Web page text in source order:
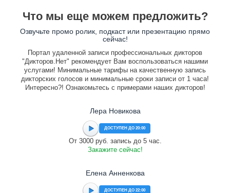
Что мы еще можем предложить?
Озвучьте промо ролик, подкаст или презентацию прямо
сейчас!
Портал удаленной записи профессиональных дикторов
"Дикторов.Нет" рекомендует Вам воспользоваться нашими
услугами! Минимальные тарифы на качественную запись
дикторских голосов и минимальные сроки записи от 1 часа!
Интересно?! Ознакомьтесь с примерами наших дикторов!
Лера Новикова
ДОСТУПЕН ДО 20:00
От 3000 руб. запись до 5 час.
Закажите сейчас!
Елена Анненкова
ДОСТУПЕН ДО 22:00